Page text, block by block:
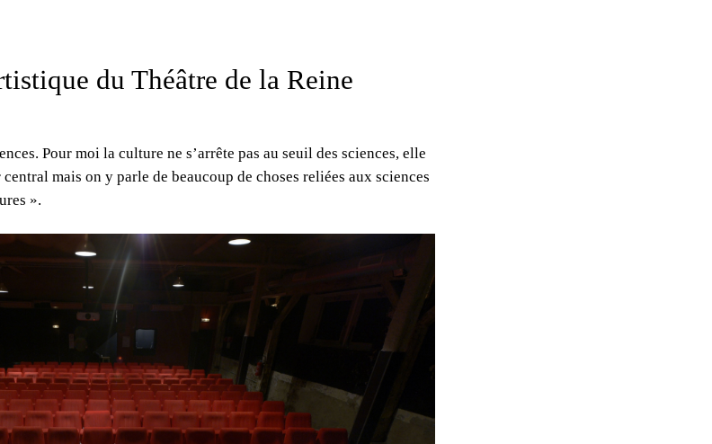
du Théâtre de la Reine
Pour moi la culture ne s’arrête pas au seuil des sciences, elle
mais on y parle de beaucoup de choses reliées aux sciences
».